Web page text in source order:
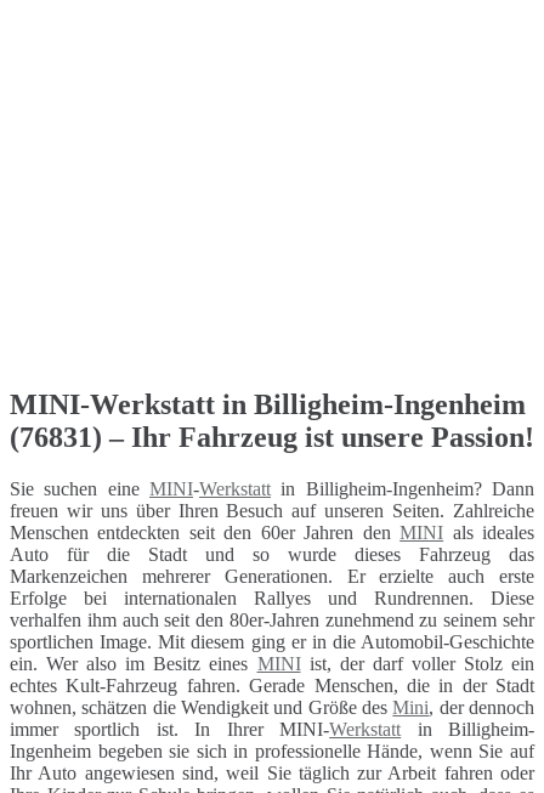
MINI-Werkstatt in Billigheim-Ingenheim
(76831) – Ihr Fahrzeug ist unsere Passion!
Sie suchen eine MINI-Werkstatt in Billigheim-Ingenheim? Dann
freuen wir uns über Ihren Besuch auf unseren Seiten. Zahlreiche
Menschen entdeckten seit den 60er Jahren denMINI als ideales
Auto für die Stadt und so wurde dieses Fahrzeug das
Markenzeichen mehrerer Generationen. Er erzielte auch erste
Erfolge bei internationalen Rallyes und Rundrennen. Diese
verhalfen ihm auch seit den 80er-Jahren zunehmend zu seinem sehr
sportlichen Image. Mit diesem ging er in die Automobil-Geschichte
ein. Wer also im Besitz eines MINIist, der darf voller Stolz ein
echtes Kult-Fahrzeug fahren. Gerade Menschen, die in der Stadt
wohnen, schätzen die Wendigkeit und Größe desMini, der dennoch
immer sportlich ist. In Ihrer MINI-Werkstatt in Billigheim-
Ingenheim begeben sie sich in professionelle Hände, wenn Sie auf
Ihr Auto angewiesen sind, weil Sie täglich zur Arbeit fahren oder